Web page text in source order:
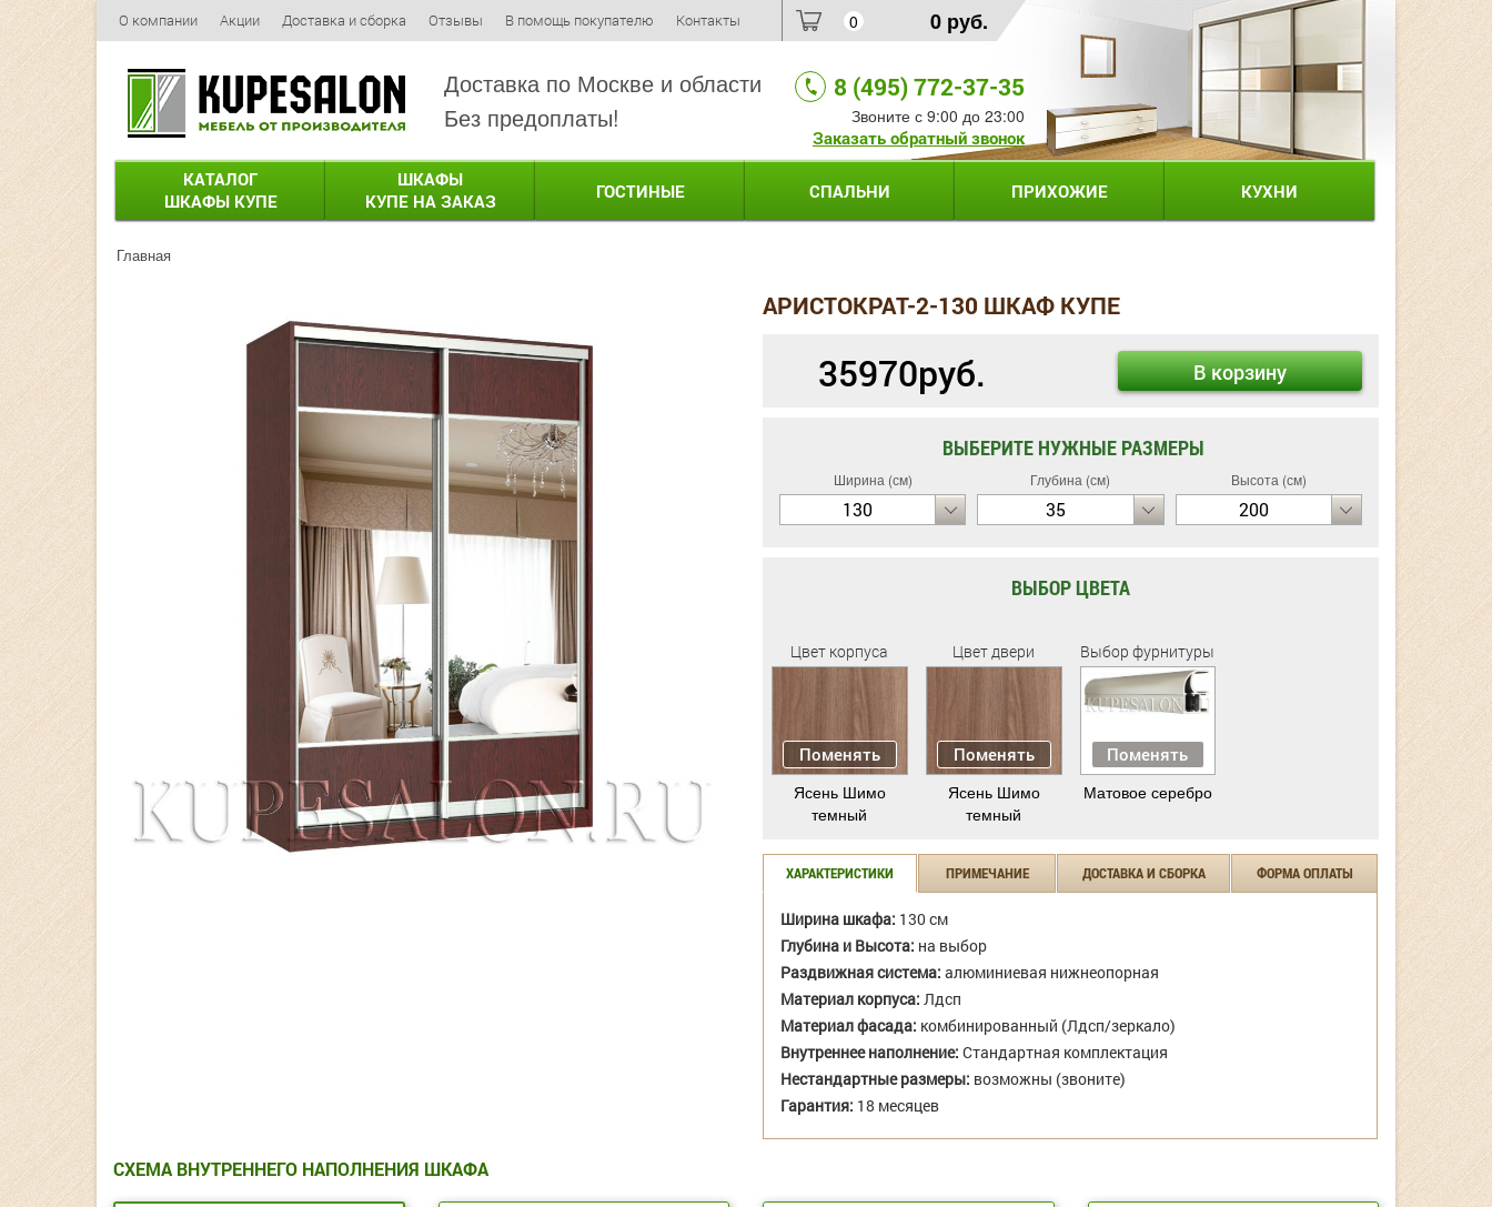
О компании Акции Доставка и сборка Отзывы В помощь покупателю Контакты 0 0 руб.
Доставка по Москве и области
Без предоплаты!
8 (495) 772-37-35
Звоните с 9:00 до 23:00
Заказать обратный звонок
КАТАЛОГ
ШКАФЫ КУПЕ
ШКАФЫ
КУПЕ НА ЗАКАЗ
ГОСТИНЫЕ СПАЛЬНИ ПРИХОЖИЕ КУХНИ
Главная
АРИСТОКРАТ-2-130 ШКАФ КУПЕ
35970руб. В корзину
ВЫБЕРИТЕ НУЖНЫЕ РАЗМЕРЫ
Ширина (см)
130
Глубина (см)
35
Высота (см)
200
ВЫБОР ЦВЕТА
Цвет корпуса
Поменять
Ясень Шимо
темный
Цвет двери
Поменять
Ясень Шимо
темный
Выбор фурнитуры
Поменять
Матовое серебро
ХАРАКТЕРИСТИКИ ПРИМЕЧАНИЕ ДОСТАВКА И СБОРКА ФОРМА ОПЛАТЫ
Ширина шкафа: 130 см
Глубина и Высота: на выбор
Раздвижная система: алюминиевая нижнеопорная
Материал корпуса: Лдсп
Материал фасада: комбинированный (Лдсп/зеркало)
Внутреннее наполнение: Стандартная комплектация
Нестандартные размеры: возможны (звоните)
Гарантия: 18 месяцев
СХЕМА ВНУТРЕННЕГО НАПОЛНЕНИЯ ШКАФА